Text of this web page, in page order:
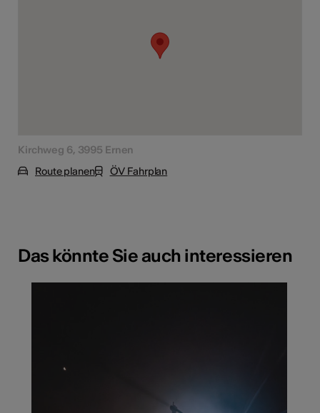
Kirchweg 6, 3995 Ernen
Route planen
ÖV Fahrplan
Das könnte Sie auch interessieren